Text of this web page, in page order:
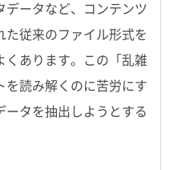
データなど、コンテンツ
従来のファイル形式を
くあります。この「乱雑
を読み解くのに苦労にす
ータを抽出 しようとする